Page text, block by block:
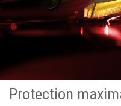
Protection